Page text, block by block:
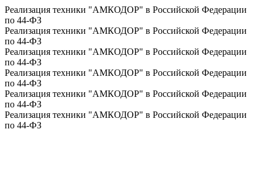
Реализация техники "АМКОДОР" в Российской Федерации
по 44-ФЗ
Реализация техники "АМКОДОР" в Российской Федерации
по 44-ФЗ
Реализация техники "АМКОДОР" в Российской Федерации
по 44-ФЗ
Реализация техники "АМКОДОР" в Российской Федерации
по 44-ФЗ
Реализация техники "АМКОДОР" в Российской Федерации
по 44-ФЗ
Реализация техники "АМКОДОР" в Российской Федерации
по 44-ФЗ